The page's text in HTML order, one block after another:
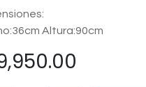
Altura:90cm